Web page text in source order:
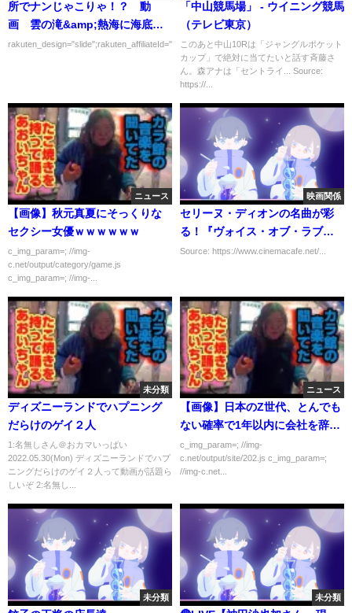
所でナンじゃこりゃ！？ 動
画 雲の滝&amp;熱海に海底遺
跡を発見SP 10月4日
rakuten_design="slide";rakuten_affiliateId="00ed0224.63...
「中山競馬場」 - ウイニング競馬
（テレビ東京）
このあと中山10Rは「ジャングルポケット
カップ」で絶対に当てたいと話す斉藤さ
ん。森アナは「セントライ... Source:
https://...
ニュース
【画像】秋元真夏にそっくりな
セクシー女優ｗｗｗｗｗｗ
c_img_param=; //img-
c.net/output/category/game.js
c_img_param=; //img-...
映画関係
セリーヌ・ディオンの名曲が彩
る！『ヴォイス・オブ・ラブ』
予告＆ポスター解禁
Source: https://www.cinemacafe.net/...
未分類
ディズニーランドでハプニング
だらけのゲイ２人
1:名無しさん＠おカマいっぱい
2022.05.30(Mon) ディズニーランドでハプ
ニングだらけのゲイ２人って動画が話題ら
しいぞ 2:名無し...
ニュース
【画像】日本のZ世代、とんでも
ない確率で1年以内に会社を辞め
るｗｗｗｗｗ
c_img_param=; //img-
c.net/output/site/202.js c_img_param=;
//img-c.net...
未分類 未分類